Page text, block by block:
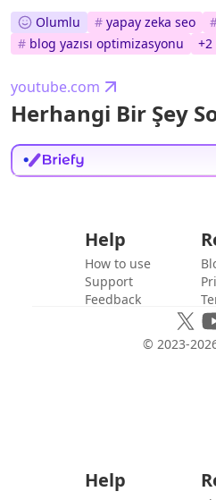
Olumlu # yapay zeka seo
# blog yazısı optimizasyonu +2
youtube.com
Herhangi Bir Şey
Help
How to use
Support
Feedback
© 2023-
Help